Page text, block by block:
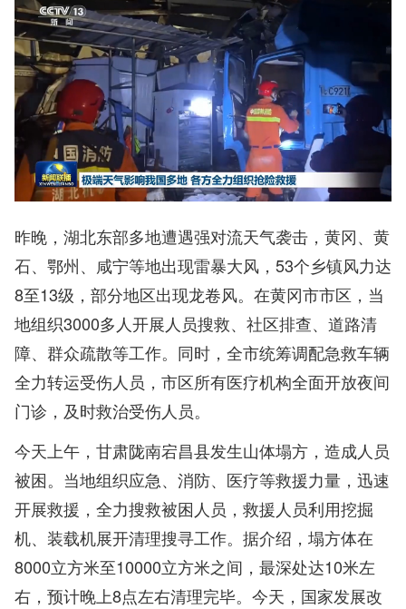
昨晚，湖北东部多地遭遇强对流天气袭击，黄冈、黄
石、鄂州、咸宁等地出现雷暴大风，53个乡镇风力达
8至13级，部分地区出现龙卷风。在黄冈市市区，当
地组织3000多人开展人员搜救、社区排查、道路清
障、群众疏散等工作。同时，全市统筹调配急救车辆
全力转运受伤人员，市区所有医疗机构全面开放夜间
门诊，及时救治受伤人员。
今天上午，甘肃陇南宕昌县发生山体塌方，造成人员
被困。当地组织应急、消防、医疗等救援力量，迅速
开展救援，全力搜救被困人员，救援人员利用挖掘
机、装载机展开清理搜寻工作。据介绍，塌方体在
8000立方米至10000立方米之间，最深处达10米左
右，预计晚上8点左右清理完毕。今天，国家发展改